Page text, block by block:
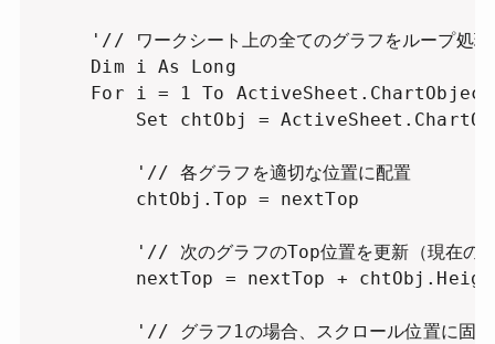
    '// ワークシート上の全てのグラフをループ処理
    Dim i As Long
For i = 1 To
Set chtObj =
        '// 各グラフを適切な位置に配置
        chtObj.Top = nextTop
'// 次のグラフのTop位置を更新（現在の
nextTop = nextTop + chtObj.Height
        '// グラフ1の場合、スクロール位置に固定